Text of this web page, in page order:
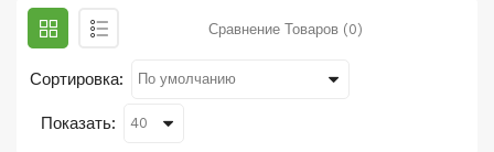
Сравнение Товаров (0)
Сортировка:
Показать: